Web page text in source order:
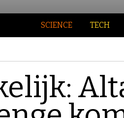
SCIENCE TECH